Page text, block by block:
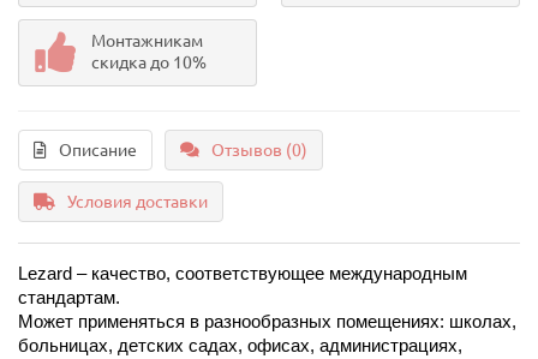
Монтажникам
скидка до 10%
Описание Отзывов (0)
Условия доставки
Lezard – качество, соответствующее международным
стандартам.
Может применяться в разнообразных помещениях: школах,
больницах, детских садах, офисах, администрациях,